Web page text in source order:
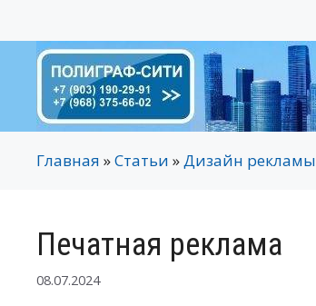
содержимому
Главная »Статьи »Дизайн рекламы
Печатная реклама
08.07.2024